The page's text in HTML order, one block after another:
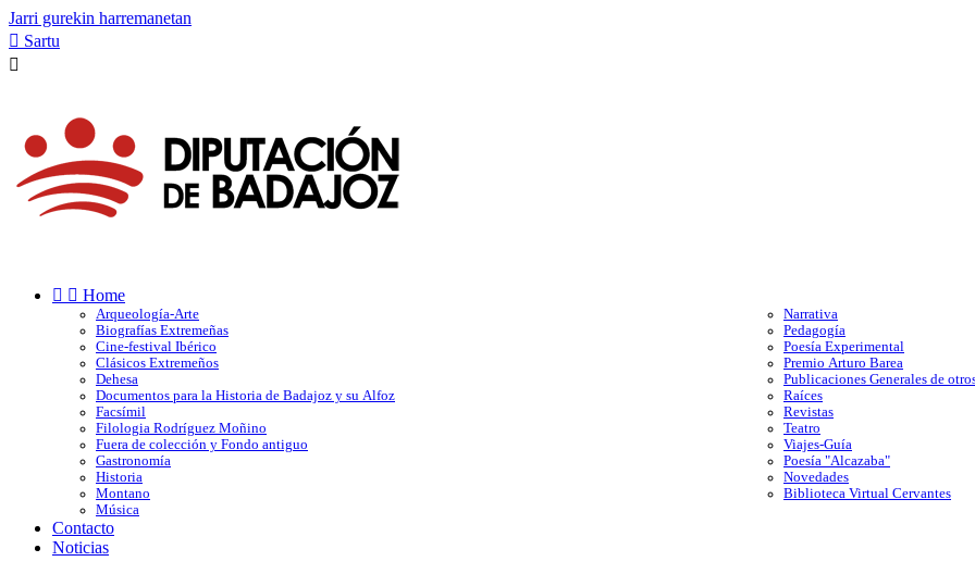
Jarri gurekin harremanetan
 Sartu

  Home
Arqueología-Arte
Biografías Extremeñas
Cine-festival Ibérico
Clásicos Extremeños
Dehesa
Documentos para la Historia de Badajoz y su Alfoz
Facsímil
Filologia Rodríguez Moñino
Fuera de colección y Fondo antiguo
Gastronomía
Historia
Montano
Música
Narrativa
Pedagogía
Poesía Experimental
Premio Arturo Barea
Publicaciones Generales de
Raíces
Revistas
Teatro
Viajes-Guía
Poesía "Alcazaba"
Novedades
Biblioteca Virtual Cervantes
Contacto
Noticias